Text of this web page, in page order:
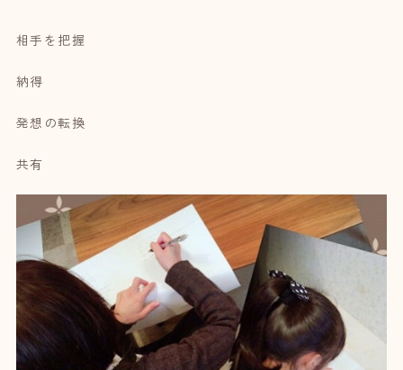
相手を把握
納得
発想の転換
共有